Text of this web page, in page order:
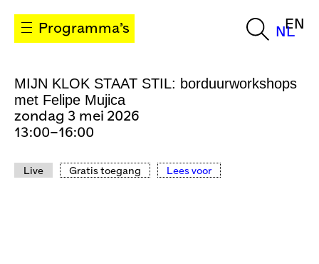
Programma’s NL
EN
MIJN KLOK STAAT STIL: borduurworkshops
met Felipe Mujica
zondag 3 mei 2026
13:00–16:00
Live Gratis toegang Lees voor